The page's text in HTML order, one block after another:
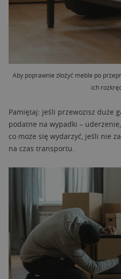
Aby poprawnie złożyć meble po
ich
Pamiętaj: jeśli przewozisz duże
podatne na wypadki –
co może się wydarzyć, jeśli nie
na czas transportu.